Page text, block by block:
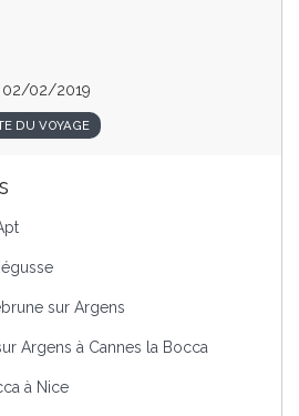
02/02/2019
DU VOYAGE
sur Argens
Argens à Cannes la Bocca
à Nice